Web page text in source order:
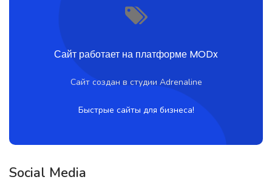
Сайт работает на платформе MODx
Сайт создан в студии Adrenaline
Быстрые сайты для бизнеса!
Social Media